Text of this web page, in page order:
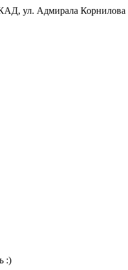
ул. Адмирала Корнилова
:)